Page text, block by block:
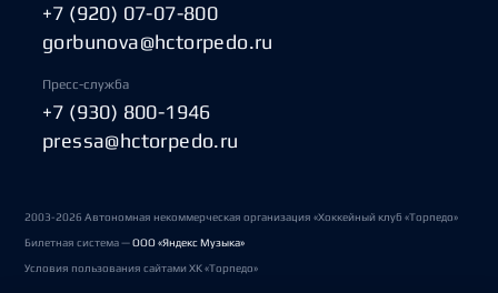
+7 (920) 07-07-800
gorbunova@hctorpedo.ru
Пресс-служба
+7 (930) 800-1946
pressa@hctorpedo.ru
2003-2026 Автономная некоммерческая организация «Хоккейный клуб «Торпедо»
Билетная система —ООО «Яндекс Музыка»
Условия пользования сайтами ХК «Торпедо»